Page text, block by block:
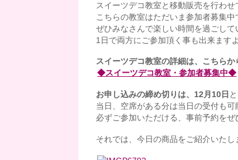
スイーツデコ教室と移動販売を行わせ
こちらの教室はただいま参加者募集中
ぜひみなさんで楽しい時間を過ごし
1日で両方にご参加頂く事も出来ます
スイーツデコ教室の詳細は、こちらか
◆スイーツデコ教室・参加者募集中◆
お申し込みの締め切りは、12月10日
当日、空席がある分は当日の受付も可
必ずご参加いただける、事前予約をぜ
それでは、今日の商品をご紹介いたし